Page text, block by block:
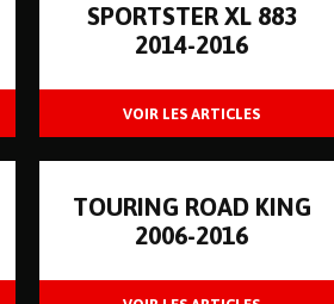
SPORTSTER XL 883
2014-2016
TOURING ROAD KING
2006-2016